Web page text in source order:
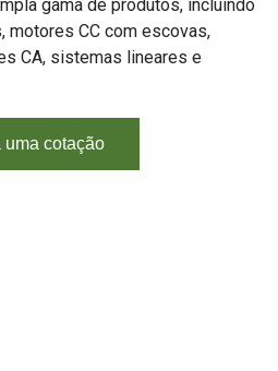
gama de produtos, incluindo
motores CC com escovas,
CA, sistemas lineares e
uma cotação